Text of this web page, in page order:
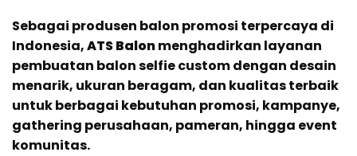
Sebagai produsen balon promosi terpercaya di
Indonesia,ATS Balonmenghadirkan layanan
pembuatan balon selfie custom dengan desain
menarik, ukuran beragam, dan kualitas terbaik
untuk berbagai kebutuhan promosi, kampanye,
gathering perusahaan, pameran, hingga event
komunitas.